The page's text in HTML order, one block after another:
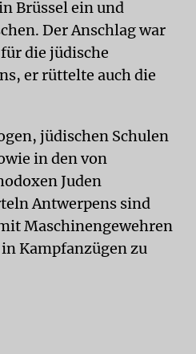
Brüssel ein und
Der Anschlag war
die jüdische
er rüttelte auch die
jüdischen Schulen
in den von
Juden
Antwerpens sind
Maschinengewehren
Kampfanzügen zu